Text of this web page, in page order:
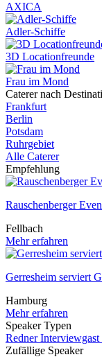
AXICA
Adler-Schiffe
3D Locationfreunde
Frau im Mond
Caterer nach
Frankfurt
Berlin
Potsdam
Ruhrgebiet
Alle Caterer
Empfehlung
Rauschenberger
Fellbach
Mehr erfahren
Gerresheim serviert
Hamburg
Mehr erfahren
Speaker Typen
RednerInterviewgast
Zufällige Speaker